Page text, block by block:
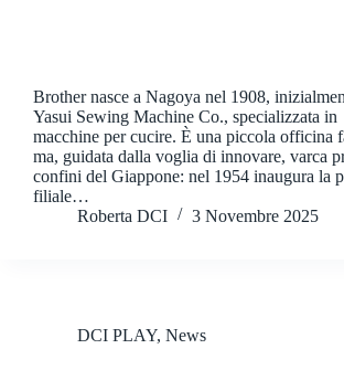
Brother nasce a Nagoya nel 1908,
Yasui Sewing Machine Co., specializzata in
macchine per cucire. È una piccola officina
ma, guidata dalla voglia di innovare, varca
confini del Giappone: nel 1954 inaugura la
filiale…
Roberta DCI
3 Novembre 2025
DCI PLAY, News